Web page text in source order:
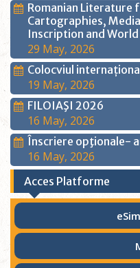
Romanian Literature
Cartographies,
Inscription and
29 May, 2026
Colocviul
19 May, 2026
FILOIAŞI 2026
16 May, 2026
Înscriere opţionale-
16 May, 2026
Acces Platforme